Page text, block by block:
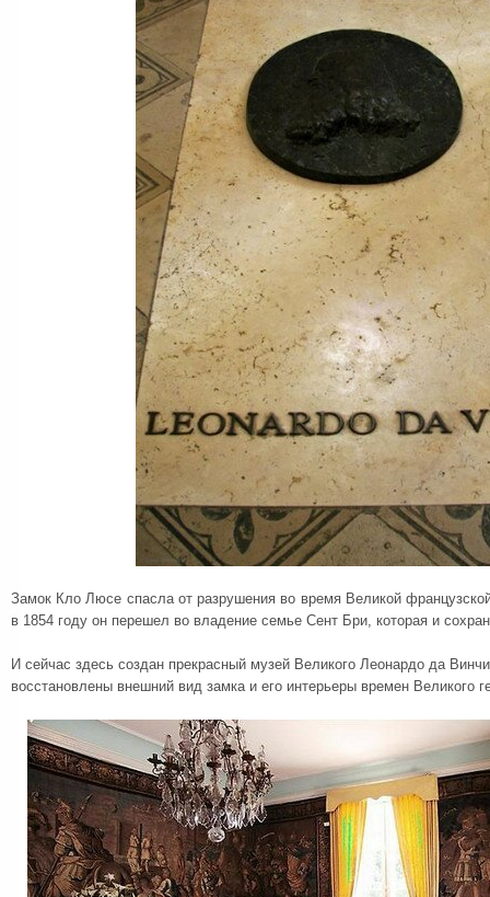
Замок Кло Люсе спасла от разрушения во время Великой
в 1854 году он перешел во владение семье Сент Бри, которая и
И сейчас здесь создан прекрасный музей Великого Леонардо да
восстановлены внешний вид замка и его интерьеры времен Великого